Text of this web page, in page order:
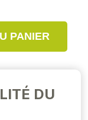
PANIER
DU